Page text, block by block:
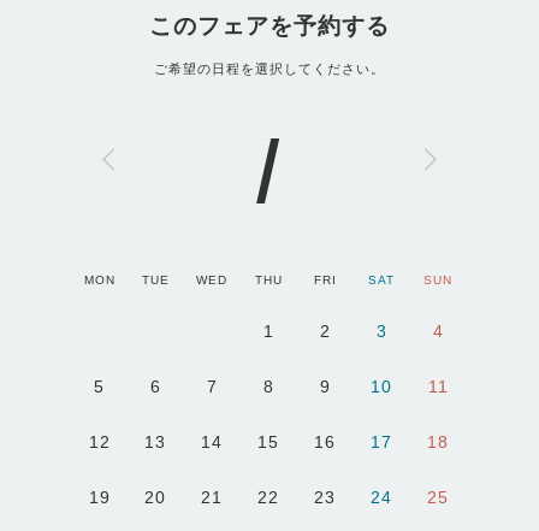
このフェアを予約する
ご希望の日程を選択してください。
1
MON TUE WED THU FRI SAT SUN
1 2 3 4
5 6 7 8 9 10 11
12 13 14 15 16 17 18
19 20 21 22 23 24 25